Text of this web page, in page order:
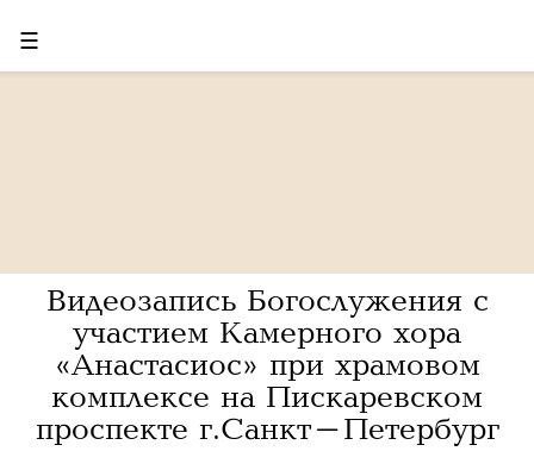
☰
Видеозапись Богослужения с
участием Камерного хора
«Анастасиос» при храмовом
комплексе на Пискаревском
проспекте г.Санкт-Петербург